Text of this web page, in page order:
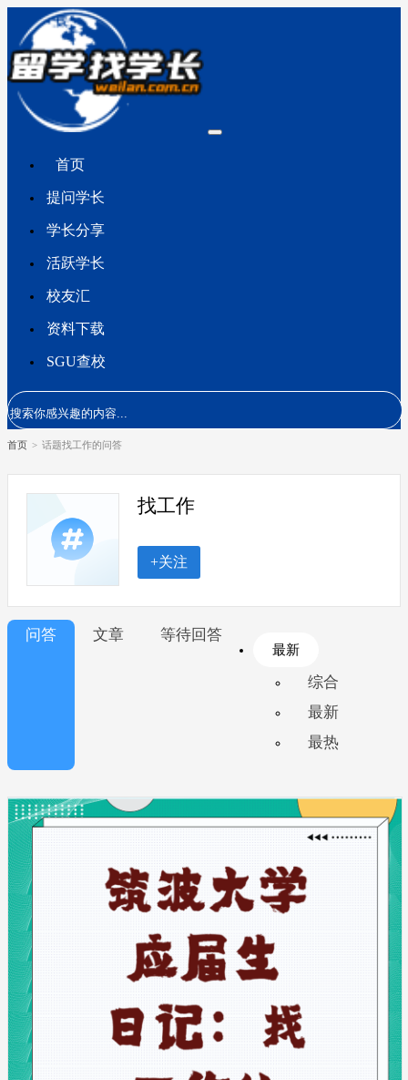
首页
提问学长
学长分享
活跃学长
校友汇
资料下载
SGU查校
首页 > 话题找工作的问答
找工作
+关注
问答 文章 等待回答
最新
综合
最新
最热